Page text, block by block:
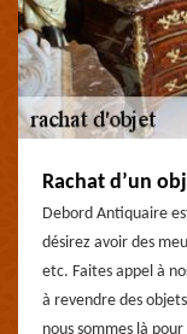
Rachat d’un
Debord Antiquaire
désirez avoir des
etc. Faites appel à
à revendre des
nous sommes là